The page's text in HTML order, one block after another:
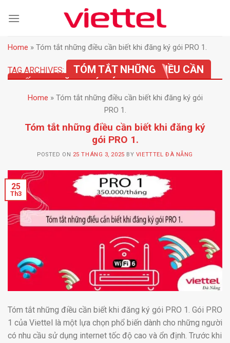
Home » Tóm tắt những điều cần biết khi đăng ký gói PRO 1.
TAG ARCHIVES:
TÓM TẮT NHỮNG ĐIỀU CẦN
BIẾT KHI ĐĂNG KÝ GÓI PRO 1.
Home » Tóm tắt những điều cần biết khi đăng ký gói
PRO 1.
Tóm tắt những điều cần biết khi đăng ký
gói PRO 1.
POSTED ON 25 THÁNG 3, 2025 BY VIETTTEL ĐÀ NẴNG
25
Th3
Tóm tắt những điều cần biết khi đăng ký gói PRO 1. Gói PRO
1 của Viettel là một lựa chọn phổ biến dành cho những người
có nhu cầu sử dụng internet tốc độ cao và ổn định. Trước khi